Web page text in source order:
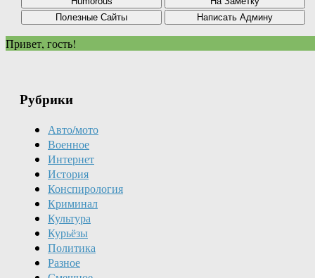
Привет, гость!
Рубрики
Авто/мото
Военное
Интернет
История
Конспирология
Криминал
Культура
Курьёзы
Политика
Разное